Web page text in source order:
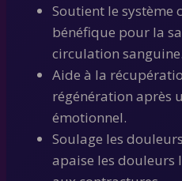
Soutient le système
bénéfique pour la
circulation sanguine.
Aide à la
régénération après
émotionnel.
Soulage les
apaise les douleurs